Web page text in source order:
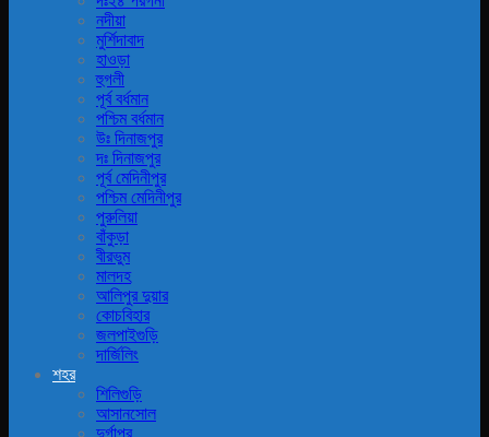
নদীয়া
মুর্শিদাবাদ
হাওড়া
হুগলী
পূর্ব বর্ধমান
পশ্চিম বর্ধমান
উঃ দিনাজপুর
দঃ দিনাজপুর
পূর্ব মেদিনীপুর
পশ্চিম মেদিনীপুর
পুরুলিয়া
বাঁকুড়া
বীরভুম
মালদহ
আলিপুর দুয়ার
কোচবিহার
জলপাইগুড়ি
দার্জিলিং
শহর
শিলিগুড়ি
আসানসোল
দুর্গাপুর